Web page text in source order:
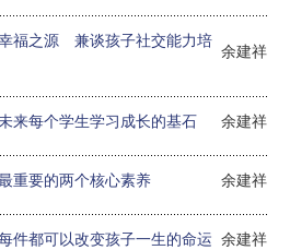
福之源 兼谈孩子社交能力培
余建祥
来每个学生学习成长的基石 余建祥
重要的两个核心素养 余建祥
件都可以改变孩子一生的命运 余建祥